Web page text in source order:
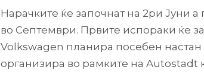
Нарачките ќе започнат на 2ри Јуни
во Септември. Првите испораки ќе
Volkswagen планира посебен настан
организира во рамките на Autostadt